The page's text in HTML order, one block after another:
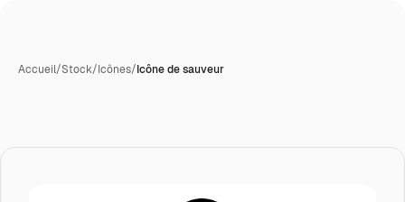
Accueil/Stock/Icônes/Icône de sauveur